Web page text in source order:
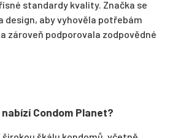
standardy kvality. Značka se
design, aby vyhověla potřebám
zároveň podporovala zodpovědné
Condom Planet?